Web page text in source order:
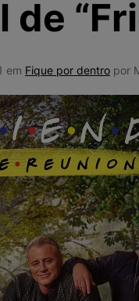
de
em Fique por dentro por